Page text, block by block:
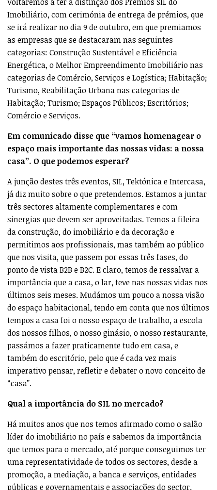
Imobiliário, com cerimónia de entrega de prémios, que
se irá realizar no dia 9 de outubro, em que premiamos
as empresas que se destacaram nas seguintes
categorias: Construção Sustentável e Eficiência
Energética, o Melhor Empreendimento Imobiliário nas
categorias de Comércio, Serviços e Logística; Habitação;
Turismo, Reabilitação Urbana nas categorias de
Habitação; Turismo; Espaços Públicos; Escritórios;
Comércio e Serviços.
Em comunicado disse que “vamos homenagear o
espaço mais importante das nossas vidas: a nossa
casa”. O que podemos esperar?
A junção destes três eventos, SIL, Tektónica e Intercasa,
já diz muito sobre o que pretendemos. Estamos a juntar
três sectores altamente complementares e com
sinergias que devem ser aproveitadas. Temos a fileira
da construção, do imobiliário e da decoração e
permitimos aos profissionais, mas também ao público
que nos visita, que passem por essas três fases, do
ponto de vista B2B e B2C. E claro, temos de ressalvar a
importância que a casa, o lar, teve nas nossas vidas nos
últimos seis meses. Mudámos um pouco a nossa visão
do espaço habitacional, tendo em conta que nos últimos
tempos a casa foi o nosso espaço de trabalho, a escola
dos nossos filhos, o nosso ginásio, o nosso restaurante,
passámos a fazer praticamente tudo em casa, e
também do escritório, pelo que é cada vez mais
imperativo pensar, refletir e debater o novo conceito de
“casa”.
Qual a importância do SIL no mercado?
Há muitos anos que nos temos afirmado como o salão
líder do imobiliário no país e sabemos da importância
que temos para o mercado, até porque conseguimos ter
uma representatividade de todos os sectores, desde a
promoção, a mediação, a banca e serviços, entidades
públicas e governamentais e associações do sector.